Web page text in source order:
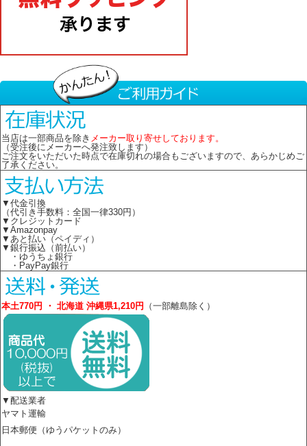
当店は一部商品を除き メーカー取り寄せしております。
（受注後にメーカーへ発注致します）
ご注文をいただいた時点で在庫切れの場合もございますので、あらかじめご
了承ください。
▼代金引換
（代引き手数料：全国一律330円）
▼クレジットカード
▼Amazonpay
▼あと払い（ペイディ）
▼銀行振込（前払い）
・ゆうちょ銀行
・PayPay銀行
本土770円 ・ 北海道 沖縄県1,210円 （一部離島除く）
▼配送業者
ヤマト運輸
日本郵便（ゆうパケットのみ）